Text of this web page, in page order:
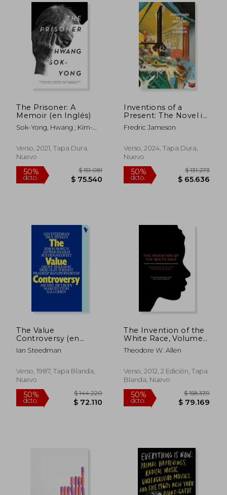
50%
dcto.
50%
dcto.
The Prisoner: A
Memoir (en Inglés)
Sok-Yong, Hwang ; Kim-
Verso, 2021, Tapa Dura,
Nuevo
50%
dcto.
Inventions of a
Present: The Novel in
its Crisis of
Globalization (en
Fredric Jameson
Verso, 2024, Tapa Dura,
Nuevo
50%
The Value
Controversy (en
Inglés)
Ian Steedman
Verso, 1987, Tapa Blanda,
Nuevo
The Invention of the
White Race, Volume
1: Racial Oppression
and Social Control
Theodore W. Allen
Verso, 2012, 2 Edición, Tapa
Blanda, Nuevo